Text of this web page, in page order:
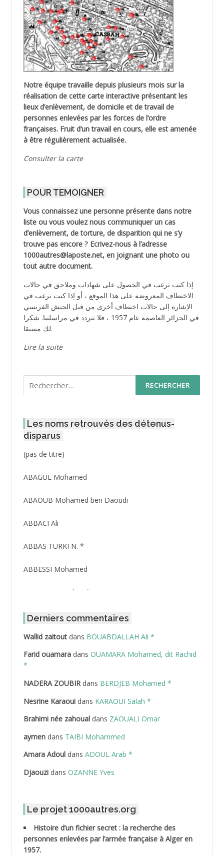
Notre équipe travaille depuis plusieurs mois sur la
réalisation de cette carte interactive présentant les
lieux d’enlèvement, de domicile et de travail de
personnes enlevées par les forces de l’ordre
françaises. Fruit d’un travail en cours, elle est amenée
à être régulièrement actualisée.
Consulter la carte
POUR TEMOIGNER
Vous connaissez une personne présente dans notre
liste ou vous voulez nous communiquer un cas
d’enlèvement, de torture, de disparition qui ne s’y
trouve pas encore ? Ecrivez-nous à l’adresse
1000autres@laposte.net, en joignant une photo ou
tout autre document.
إذا كنت ترغب في الحصول على شهادات وملاحق في حالات
الاختطاف المعروضة على هذا الموقع ، أو إذا كنت ترغب في
الإشارة إلى حالات اختطاف أخرى من قبل الجيش الفرنسي
في الجزائر العاصمة عام 1957 ، فلا تتردد في مراسلتنا. شكرا
لك مسبقا.
Lire la suite
Rechercher :
Les noms retrouvés des détenus-
disparus
(pas de titre)Post
3416
ABAGUE Mohamed
ABAOUB Mohamed ben Daoudi
ABBACI Ali
ABBAS TURKI N. *
ABBESSI Mohamed
ABBOUR Azzedine *
ABDAT Amar
ABDEDDAIM Hamid
ABDELAZIZ Mohamed
ABDELHAFID Lakhdar
ABDELLI Mohamed
ABDELLI Mohamed *
ABDELMOUMENE Ahmed
ABDESMED Mohamed ben Kaddour
Derniers commentaires
Wallid zaitoutdans BOUABDALLAH Ali *
Farid ouamaradans OUAMARA Mohamed, dit Rachid
*
NADERA ZOUBIRdans BERDJEB Mohamed *
Nesrine Karaouidans KARAOUI Salah *
Brahimi née zahoualdans ZAOUALI Omar
aymendans TAIBI Mohammed
Amara Adouldans ADOUL Arab *
Djaouzidans OZANNE Yves
Le projet 1000autres.org
Histoire d’un fichier secret : la recherche des
personnes enlevées par l’armée française à Alger en
1957.